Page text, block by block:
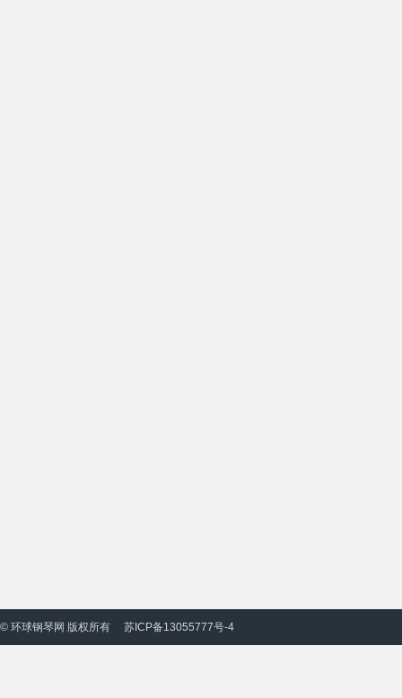
© 环球钢琴网 版权所有 苏ICP备13055777号-4